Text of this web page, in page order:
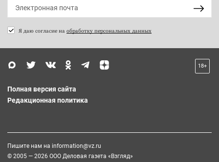
Я даю согласие на обработку персональных данных
18+
Полная версия сайта
Редакционная политика
Пишите нам на information@vz.ru
© 2005 — 2026 ООО Деловая газета «Взгляд»